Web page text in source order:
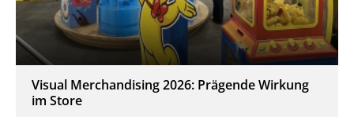
Visual Merchandising 2026: Prägende Wirkung
im Store